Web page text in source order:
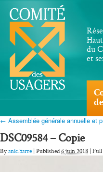
du
et
← Assemblée générale annuelle et
DSC09584 – Copie
By anic.barre| Published6 juin 2018 |